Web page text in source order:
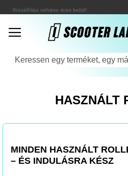
tartalomhoz
Kiszállítás néhány órán belül!
HASZNÁLT
MINDEN HASZNÁLT
– ÉS INDULÁSRA KÉSZ